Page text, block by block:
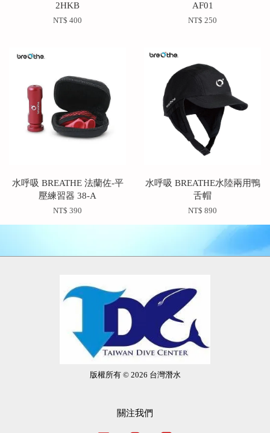
2HKB
NT$ 400
AF01
NT$ 250
水呼吸 BREATHE 法蘭佐-平
壓練習器 38-A
NT$ 390
水呼吸 BREATHE水陸兩用鴨
舌帽
NT$ 890
版權所有 © 2026 台灣潛水
關注我們